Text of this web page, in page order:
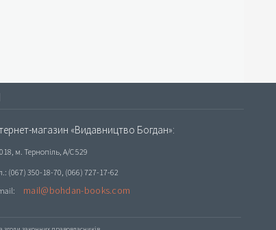
магазин «Видавництво Богдан»:
м. Тернопіль, А/С 529
(067) 350-18-70, (066) 727-17-62
mail@bohdan-books.com